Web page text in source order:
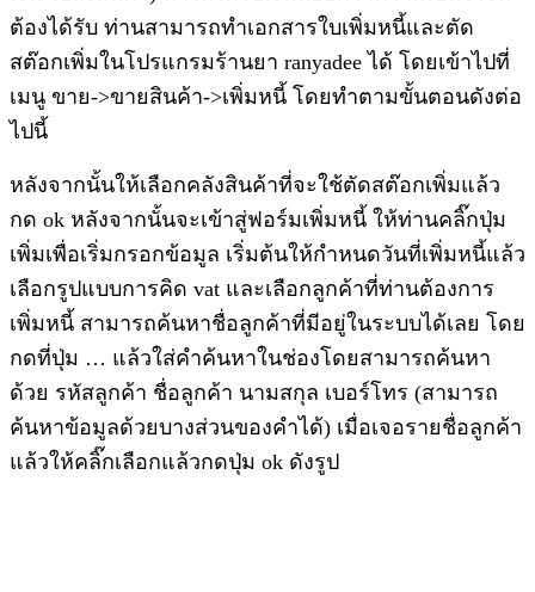
ต้องได้รับ ท่านสามารถทำเอกสารใบเพิ่มหนี้และตัด
สต๊อกเพิ่มในโปรแกรมร้านยา ranyadee ได้ โดยเข้าไปที่
เมนู ขาย->ขายสินค้า->เพิ่มหนี้ โดยทำตามขั้นตอนดังต่อ
ไปนี้
หลังจากนั้นให้เลือกคลังสินค้าที่จะใช้ตัดสต๊อกเพิ่มแล้ว
กด ok หลังจากนั้นจะเข้าสู่ฟอร์มเพิ่มหนี้ ให้ท่านคลิ๊กปุ่ม
เพิ่มเพื่อเริ่มกรอกข้อมูล เริ่มต้นให้กำหนดวันที่เพิ่มหนี้แล้ว
เลือกรูปแบบการคิด vat และเลือกลูกค้าที่ท่านต้องการ
เพิ่มหนี้ สามารถค้นหาชื่อลูกค้าที่มีอยู่ในระบบได้เลย โดย
กดที่ปุ่ม … แล้วใส่คำค้นหาในช่องโดยสามารถค้นหา
ด้วย รหัสลูกค้า ชื่อลูกค้า นามสกุล เบอร์โทร (สามารถ
ค้นหาข้อมูลด้วยบางส่วนของคำได้) เมื่อเจอรายชื่อลูกค้า
แล้วให้คลิ๊กเลือกแล้วกดปุ่ม ok ดังรูป